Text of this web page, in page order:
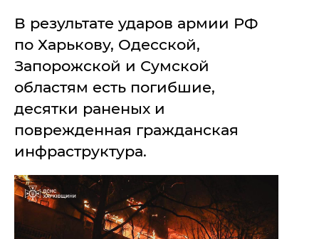
Пресса
Шоу-биз
Здоровье
Украина
Культура
Война на Донбассе и в
Крыму
"ДНР"
"ЛНР"
Новости Крыма
Донбасс
Армия Украины
Здоровье
Помощь проекту
Культура
Общество
Пресс-релизы Авторское
В результате ударов армии РФ
по Харькову, Одесской,
Запорожской и Сумской
областям есть погибшие,
десятки раненых и
поврежденная гражданская
инфраструктура.